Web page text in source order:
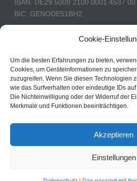
Cookie-
Um die besten Erfahrungen zu bieten,
Cookies, um Geräteinformationen zu
zuzugreifen. Wenn Sie diesen Technologien
wie das Surfverhalten oder eindeutige IDs
Die Nichteinwilligung oder der Widerruf der
Merkmale und Funktionen beeinträchtigen.
Akzeptieren
Einstellungen
IBAN: DE29 5009 2100 0001 4537 00
BIC: GENODE51BH2
Konto: 60-742493-7
IBAN: CH31 0900 0000 6074 2493 7
BIC: POFICHBEXXX
CBN Deutschland ©
Kontakt
Impressum
Cookie Policy